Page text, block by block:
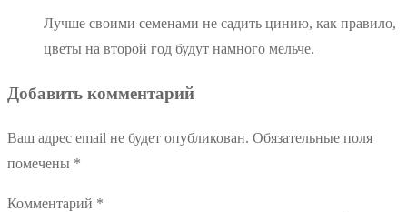
Лучше своими семенами не садить цинию, как правило,
цветы на второй год будут намного мельче.
Добавить комментарий
Ваш адрес email не будет опубликован. Обязательные поля
помечены *
Комментарий *